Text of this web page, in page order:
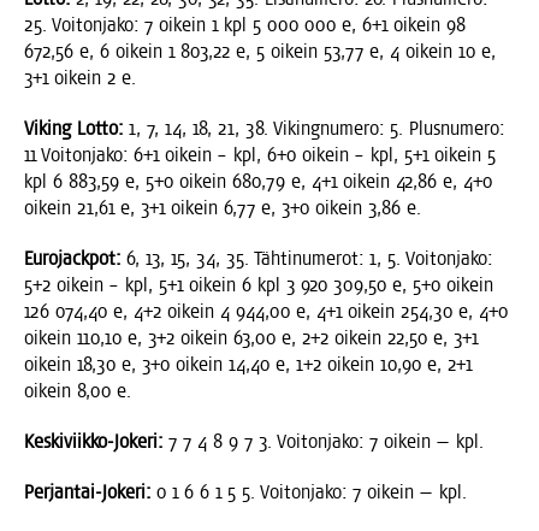
25. Voi­ton­ja­ko: 7 oikein 1 kpl 5 000 000 e, 6+1 oikein 98
672,56 e, 6 oikein 1 803,22 e, 5 oikein 53,77 e, 4 oikein 10 e,
3+1 oikein 2 e.
Viking Lot­to: 1, 7, 14, 18, 21, 38. Viking­nu­me­ro: 5. Plus­nu­me­ro:
11 Voi­ton­ja­ko: 6+1 oikein – kpl, 6+0 oikein – kpl, 5+1 oikein 5
kpl 6 883,59 e, 5+0 oikein 680,79 e, 4+1 oikein 42,86 e, 4+0
oikein 21,61 e, 3+1 oikein 6,77 e, 3+0 oikein 3,86 e.
Euro­jack­pot: 6, 13, 15, 34, 35. Täh­ti­nu­me­rot: 1, 5. Voi­ton­ja­ko:
5+2 oikein – kpl, 5+1 oikein 6 kpl 3 920 309,50 e, 5+0 oikein
126 074,40 e, 4+2 oikein 4 944,00 e, 4+1 oikein 254,30 e, 4+0
oikein 110,10 e, 3+2 oikein 63,00 e, 2+2 oikein 22,50 e, 3+1
oikein 18,30 e, 3+0 oikein 14,40 e, 1+2 oikein 10,90 e, 2+1
oikein 8,00 e.
Kes­ki­viik­ko-Joke­ri: 7 7 4 8 9 7 3. Voi­ton­ja­ko: 7 oikein — kpl.
Per­jan­tai-Joke­ri: 0 1 6 6 1 5 5. Voi­ton­ja­ko: 7 oikein — kpl.